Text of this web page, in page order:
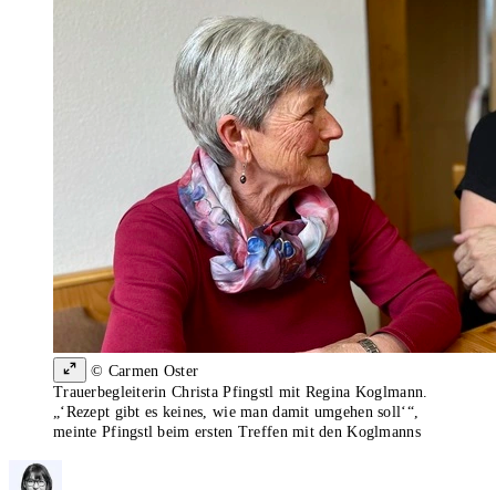
© Carmen Oster
Trauerbegleiterin Christa Pfingstl mit Regina Koglmann.
„‘Rezept gibt es keines, wie man damit umgehen soll‘“,
meinte Pfingstl beim ersten Treffen mit den Koglmanns